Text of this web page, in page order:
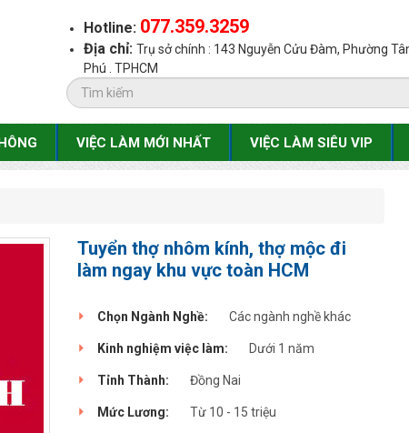
Hotline: 077.359.3259
Địa chỉ: Trụ sở chính : 143 Nguyễn Cửu Đàm, Phường
Phú . TPHCM
VIỆC LÀM MỚI NHẤT VIỆC LÀM SIÊU VIP
Tuyển thợ nhôm kính, thợ mộc đi
làm ngay khu vực toàn HCM
Chọn Ngành Nghề: Các ngành nghề khác
Kinh nghiệm việc làm: Dưới 1 năm
Tỉnh Thành: Đồng Nai
Mức Lương: Từ 10 - 15 triệu